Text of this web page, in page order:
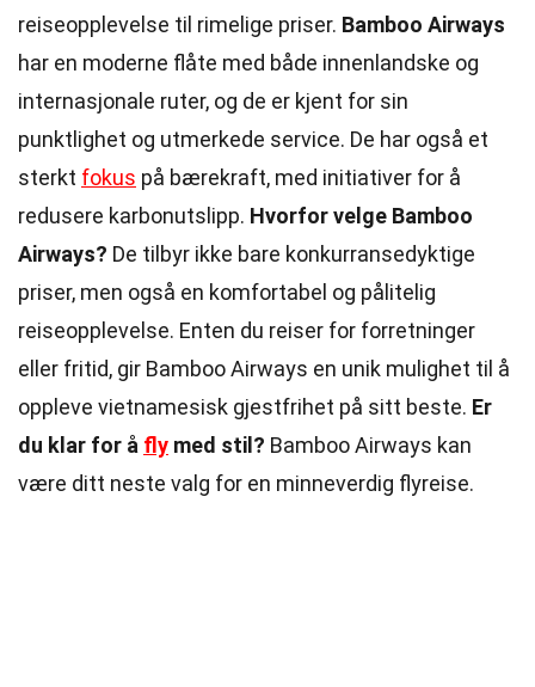
reiseopplevelse til rimelige priser. Bamboo Airways
har en moderne flåte med både innenlandske og
internasjonale ruter, og de er kjent for sin
punktlighet og utmerkede service. De har også et
sterkt fokus på bærekraft, med initiativer for å
redusere karbonutslipp. Hvorfor velge Bamboo
Airways? De tilbyr ikke bare konkurransedyktige
priser, men også en komfortabel og pålitelig
reiseopplevelse. Enten du reiser for forretninger
eller fritid, gir Bamboo Airways en unik mulighet til å
oppleve vietnamesisk gjestfrihet på sitt beste. Er
du klar for å fly med stil? Bamboo Airways kan
være ditt neste valg for en minneverdig flyreise.